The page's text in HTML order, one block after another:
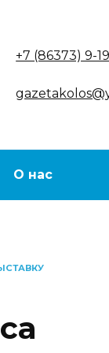
+7 (86373) 9-
О нас